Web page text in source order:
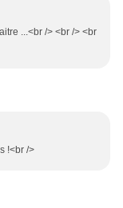
...<br /> <br /> <br
!<br />